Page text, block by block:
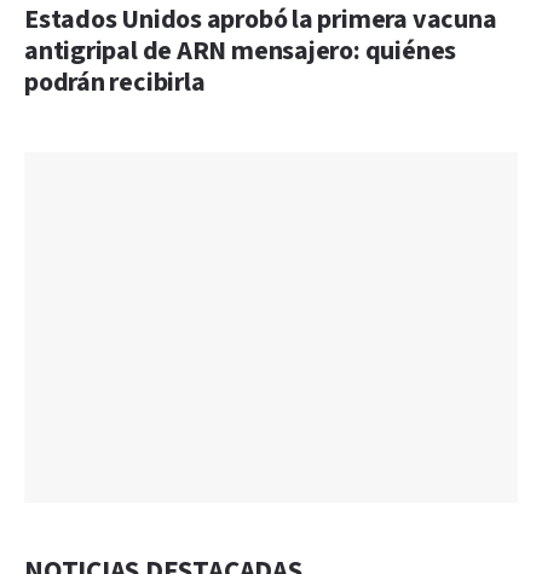
Estados Unidos aprobó la primera vacuna
antigripal de ARN mensajero: quiénes
podrán recibirla